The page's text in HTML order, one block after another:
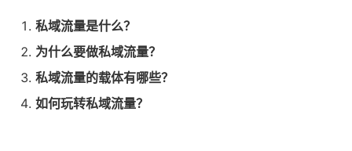
私域流量是什么？
为什么要做私域流量？
私域流量的载体有哪些？
如何玩转私域流量？